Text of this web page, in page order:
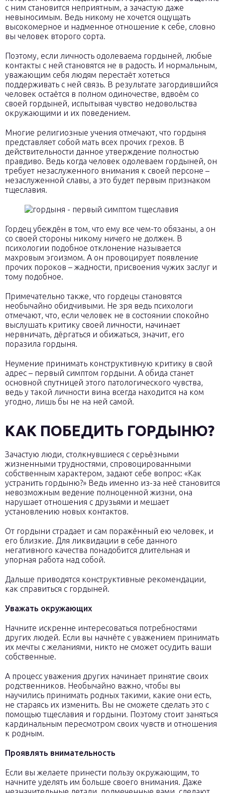
с ним становится неприятным, а зачастую даже
невыносимым. Ведь никому не хочется ощущать
высокомерное и надменное отношение к себе, словно
вы человек второго сорта.
Поэтому, если личность одолеваема гордыней, любые
контакты с ней становятся не в радость. И нормальным,
уважающим себя людям перестаёт хотеться
поддерживать с ней связь. В результате загордившийся
человек остаётся в полном одиночестве, вдвоём со
своей гордыней, испытывая чувство недовольства
окружающими и их поведением.
Многие религиозные учения отмечают, что гордыня
представляет собой мать всех прочих грехов. В
действительности данное утверждение полностью
правдиво. Ведь когда человек одолеваем гордыней, он
требует незаслуженного внимания к своей персоне –
незаслуженной славы, а это будет первым признаком
тщеславия.
Гордец убеждён в том, что ему все чем-то обязаны, а он
со своей стороны никому ничего не должен. В
психологии подобное отклонение называется
махровым эгоизмом. А он провоцирует появление
прочих пороков – жадности, присвоения чужих заслуг и
тому подобное.
Примечательно также, что гордецы становятся
необычайно обидчивыми. Не зря ведь психологи
отмечают, что, если человек не в состоянии спокойно
выслушать критику своей личности, начинает
нервничать, дёргаться и обижаться, значит, его
поразила гордыня.
Неумение принимать конструктивную критику в свой
адрес – первый симптом гордыни. А обида станет
основной спутницей этого патологического чувства,
ведь у такой личности вина всегда находится на ком
угодно, лишь бы не на ней самой.
КАК ПОБЕДИТЬ ГОРДЫНЮ?
Зачастую люди, столкнувшиеся с серьёзными
жизненными трудностями, спровоцированными
собственным характером, задают себе вопрос: «Как
устранить гордыню?» Ведь именно из-за неё становится
невозможным ведение полноценной жизни, она
нарушает отношения с друзьями и мешает
установлению новых контактов.
От гордыни страдает и сам поражённый ею человек, и
его близкие. Для ликвидации в себе данного
негативного качества понадобится длительная и
упорная работа над собой.
Дальше приводятся конструктивные рекомендации,
как справиться с гордыней.
Уважать окружающих
Начните искренне интересоваться потребностями
других людей. Если вы начнёте с уважением принимать
их мечты с желаниями, никто не сможет осудить ваши
собственные.
А процесс уважения других начинает принятие своих
родственников. Необычайно важно, чтобы вы
научились принимать родных такими, какие они есть,
не стараясь их изменить. Вы не сможете сделать это с
помощью тщеславия и гордыни. Поэтому стоит заняться
кардинальным пересмотром своих чувств и отношения
к родным.
Проявлять внимательность
Если вы желаете принести пользу окружающим, то
начните уделять им больше своего внимания. Даже